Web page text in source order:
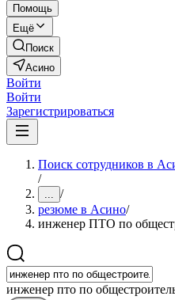
Помощь
Ещё
Поиск
Асино
Войти
Войти
Зарегистрироваться
Поиск сотрудников в
/
... /
резюме в Асино/
инженер ПТО по
инженер пто по